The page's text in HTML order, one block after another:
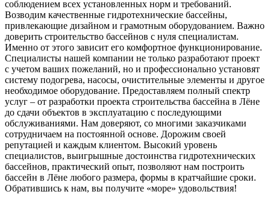
соблюдением всех установленных норм и требований.
Возводим качественные гидротехнические бассейны,
привлекающие дизайном и грамотным оборудованием. Важно
доверить строительство бассейнов с нуля специалистам.
Именно от этого зависит его комфортное функционирование.
Специалисты нашей компании не только разработают проект
с учетом ваших пожеланий, но и профессионально установят
систему подогрева, насосы, очистительные элементы и другое
необходимое оборудование. Предоставляем полный спектр
услуг – от разработки проекта строительства бассейна в Лёне
до сдачи объектов в эксплуатацию с последующими
обслуживаниями. Нам доверяют, со многими заказчиками
сотрудничаем на постоянной основе. Дорожим своей
репутацией и каждым клиентом. Высокий уровень
специалистов, выигрышные достоинства гидротехнических
бассейнов, практический опыт, позволяют нам построить
бассейн в Лёне любого размера, формы в кратчайшие сроки.
Обратившись к нам, вы получите «море» удовольствия!